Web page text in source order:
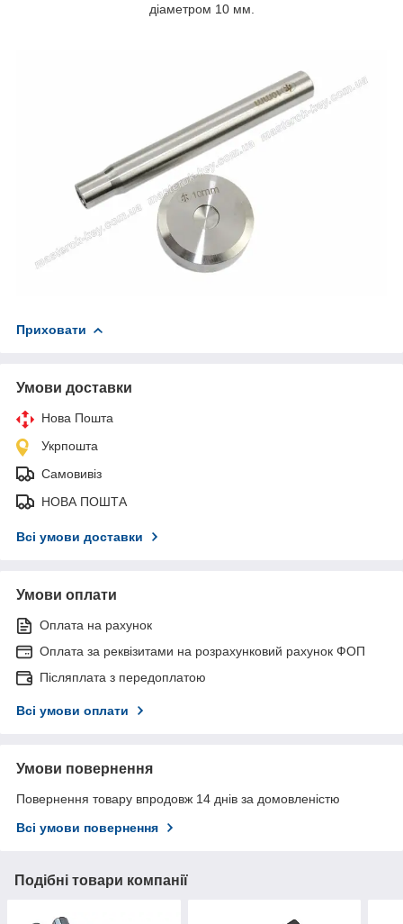
діаметром 10 мм.
Приховати
Умови доставки
Нова Пошта
Укрпошта
Самовивіз
НОВА ПОШТА
Всі умови доставки
Умови оплати
Оплата на рахунок
Оплата за реквізитами на розрахунковий рахунок ФОП
Післяплата з передоплатою
Всі умови оплати
Умови повернення
Повернення товару впродовж 14 днів за домовленістю
Всі умови повернення
Подібні товари компанії